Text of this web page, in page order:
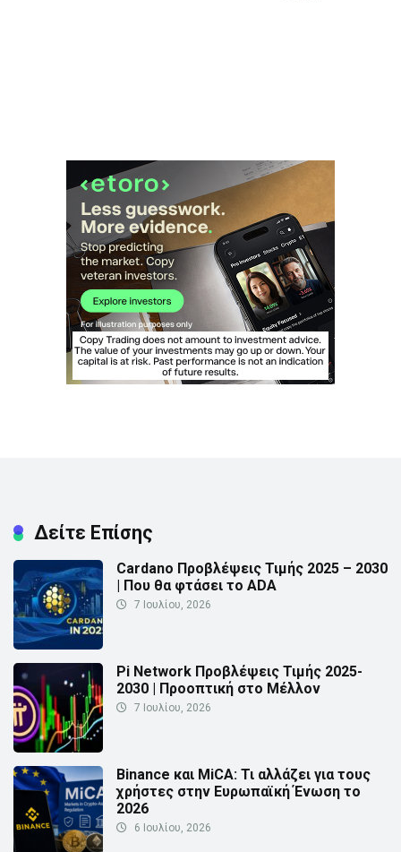
Δείτε Επίσης
Cardano Προβλέψεις Τιμής 2025 – 2030
| Που θα φτάσει το ADA
7 Ιουλίου, 2026
Pi Network Προβλέψεις Τιμής 2025-
2030 | Προοπτική στο Μέλλον
7 Ιουλίου, 2026
Binance και MiCA: Τι αλλάζει για τους
χρήστες στην Ευρωπαϊκή Ένωση το
2026
6 Ιουλίου, 2026